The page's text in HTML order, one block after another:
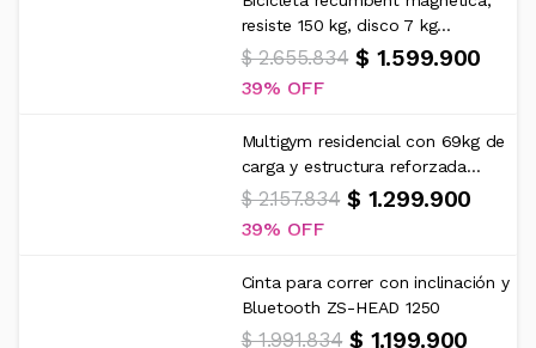
resiste 150 kg, disco 7 kg...
$ 2.655.834 $ 1.599.900
39%
Multigym residencial con 69kg de
carga y estructura reforzada...
$ 2.157.834 $ 1.299.900
39%
Cinta para correr con inclinación y
Bluetooth ZS-HEAD 1250
$ 1.991.834 $ 1.199.900